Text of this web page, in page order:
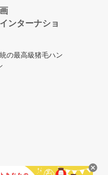
ンターナショ
の最高級猪毛ハン